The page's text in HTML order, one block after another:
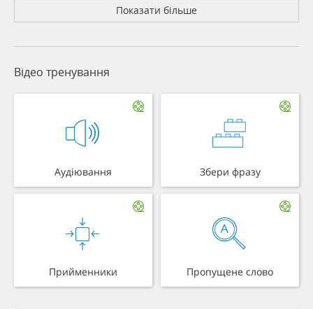
Показати більше
Відео тренування
Аудіювання Збери фразу
Прийменники Пропущене слово